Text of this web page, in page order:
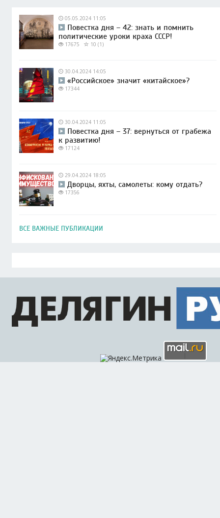
05.05.2024 11:05
Повестка дня – 42: знать и помнить
политические уроки краха СССР!
17675 10 (1)
30.04.2024 14:05
«Российское» значит «китайское»?
17344
30.04.2024 11:05
Повестка дня – 37: вернуться от грабежа
к развитию!
17124
29.04.2024 18:05
Дворцы, яхты, самолеты: кому отдать?
17356
ВСЕ ВАЖНЫЕ ПУБЛИКАЦИИ